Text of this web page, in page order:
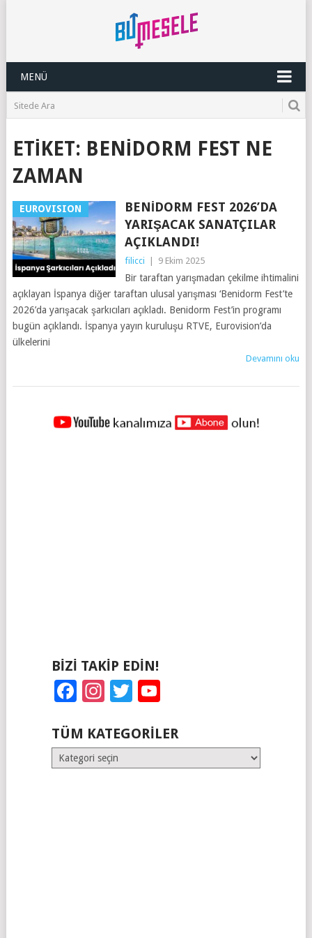
MENÜ
ETIKET: BENIDORM FEST NE
ZAMAN
EUROVISION
BENIDORM FEST 2026’DA
YARIŞACAK SANATÇILAR
AÇIKLANDI!
filicci 9 Ekim 2025
Bir taraftan yarışmadan çekilme ihtimalini
açıklayan İspanya diğer taraftan ulusal yarışması ‘Benidorm Fest’te
2026’da yarışacak şarkıcıları açıkladı. Benidorm Fest’in programı
bugün açıklandı. İspanya yayın kuruluşu RTVE, Eurovision’da
ülkelerini
Devamını oku
YAZILAR
BIZI TAKIP EDIN!
Facebook
Instagram
Twitter
TÜM KATEGORILER
Tüm
Kategoriler